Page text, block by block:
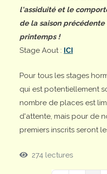
l'assiduité et le
de la saison
printemps !
Stage Aout : ICI
Pour tous les stages
qui est potentiellement
nombre de places est
d'attente, mais pour de
premiers inscrits seront
274 lectures